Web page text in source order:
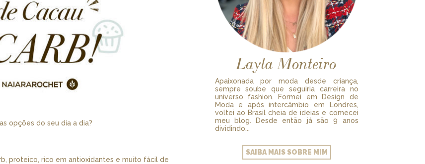
opções do seu dia a dia?
proteico, rico em antioxidantes e muito fácil de
Layla Monteiro
Apaixonada por moda desde criança,
sempre soube que seguiria carreira no
universo fashion. Formei em Design de
Moda e após intercâmbio em Londres,
voltei ao Brasil cheia de ideias e comecei
meu blog. Desde então já são 9 anos
dividindo...
SAIBA MAIS SOBRE MIM